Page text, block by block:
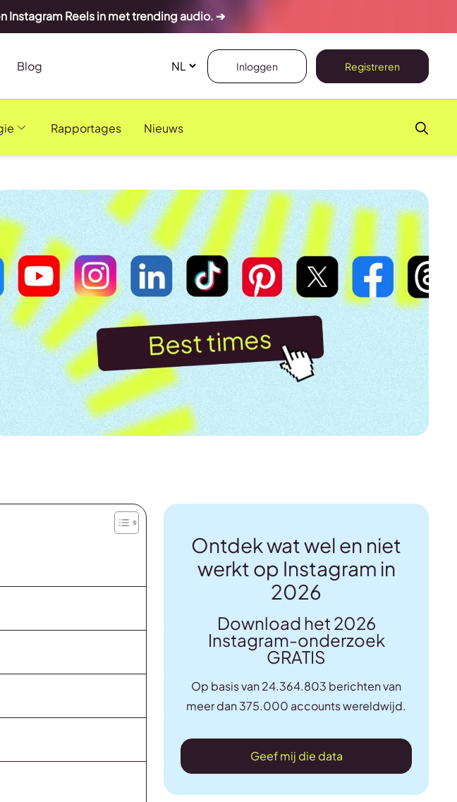
Instagram Reels in met trending audio. ➔
Blog Inloggen Registreren
Rapportages Nieuws
Ontdek wat wel en niet
werkt op Instagram in
2026
Download het 2026
Instagram-onderzoek
GRATIS
Op basis van 24.364.803 berichten van
meer dan 375.000 accounts wereldwijd.
Geef mij die data